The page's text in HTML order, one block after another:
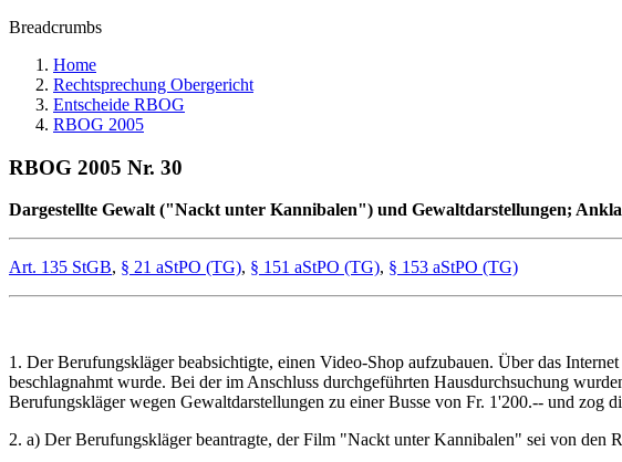
Breadcrumbs
Home
Rechtsprechung Obergericht
Entscheide RBOG
RBOG 2005
RBOG 2005 Nr. 30
Dargestellte Gewalt ("Nackt unter Kannibalen") und Gewaltdarstellungen;
Art. 135 StGB, § 21 aStPO (TG), § 151 aStPO (TG), § 153 aStPO (TG)
1. Der Berufungskläger beabsichtigte, einen Video-Shop aufzubauen. Über das
beschlagnahmt wurde. Bei der im Anschluss durchgeführten Hausdurchsuchung
Berufungskläger wegen Gewaltdarstellungen zu einer Busse von Fr. 1'200.-- und zog
2. a) Der Berufungskläger beantragte, der Film "Nackt unter Kannibalen" sei von den